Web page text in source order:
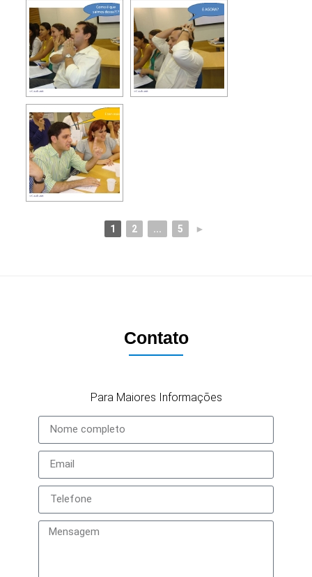
1 2 ... 5 ►
Contato
Para Maiores Informações